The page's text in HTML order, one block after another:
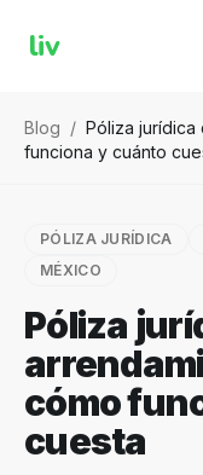
liv
Blog / Póliza jurídica
funciona y cuánto
PÓLIZA JURÍDICA
MÉXICO
Póliza
cómo
cuesta